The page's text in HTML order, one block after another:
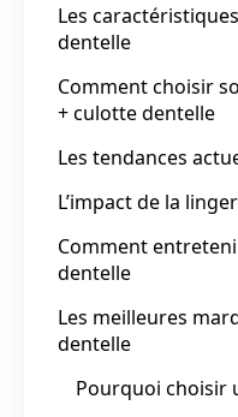
Les
dentelle
Comment choisir
+ culotte dentelle
Les tendances
L’impact de la
Comment
dentelle
Les meilleures
dentelle
Pourquoi choisir